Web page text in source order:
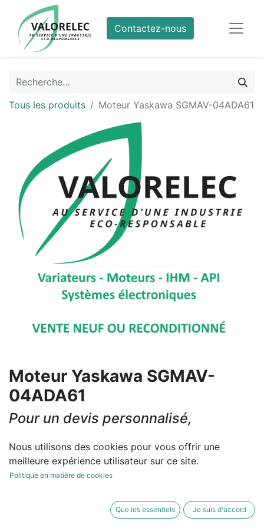
Contactez-nous
Tous les produits Moteur Yaskawa SGMAV-04ADA61
Moteur Yaskawa SGMAV-
04ADA61
Pour un devis personnalisé,
Uniquement 1 Unités disponible en stock.
Contactez-nous
Nous utilisons des cookies pour vous offrir une
meilleure expérience utilisateur sur ce site.
Politique en matière de cookies
Que les essentiels Je suis d'accord